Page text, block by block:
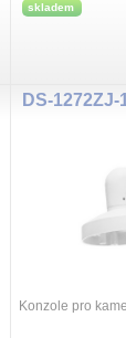
skladem
DS-1272ZJ-
Konzole pro